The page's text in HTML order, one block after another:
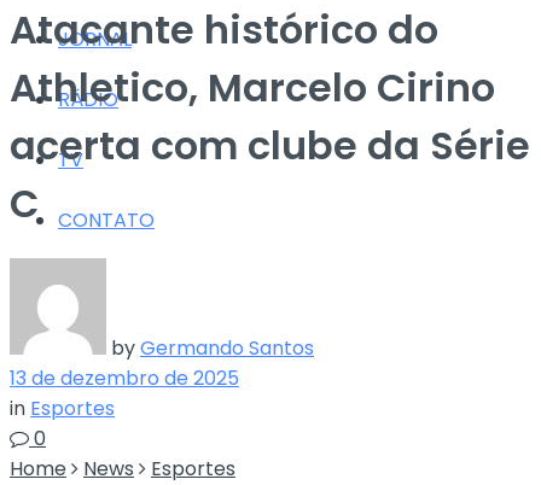
JORNAL
RÁDIO
TV
CONTATO
Atacante histórico do
Athletico, Marcelo Cirino
acerta com clube da Série
C
byGermando Santos
13 de dezembro de 2025
in Esportes
0
Home
News Esportes